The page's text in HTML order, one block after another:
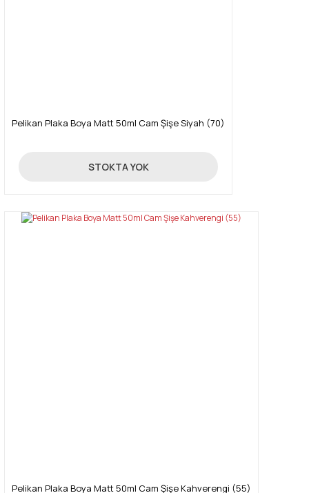
Pelikan Plaka Boya Matt 50ml Cam Şişe Siyah (70)
89,00 TL
STOKTA YOK
Pelikan Plaka Boya Matt 50ml Cam Şişe Kahverengi (55)